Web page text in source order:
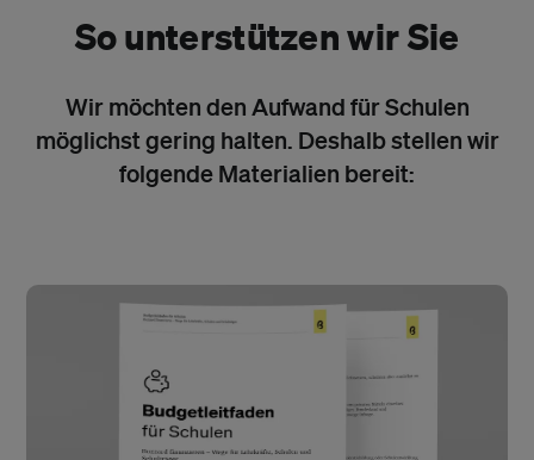
So unterstützen wir Sie
Wir möchten den Aufwand für Schulen
möglichst gering halten. Deshalb stellen wir
folgende Materialien bereit: